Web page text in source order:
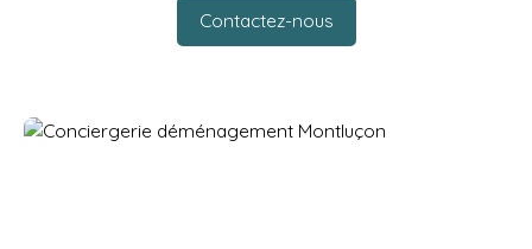
Contactez-nous